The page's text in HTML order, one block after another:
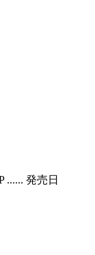
...... 発売日